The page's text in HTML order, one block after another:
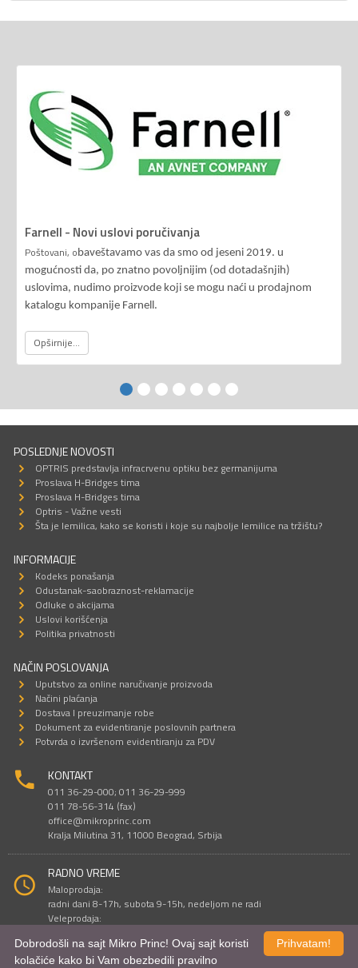
Farnell - Novi uslovi poručivanja
Poštovani, obaveštavamo vas da smo od jeseni 2019. u
mogućnosti da, po znatno povoljnijim (od dotadašnjih)
uslovima, nudimo proizvode koji se mogu naći u prodajnom
katalogu kompanije Farnell.
Opširnije...
POSLEDNJE NOVOSTI
OPTRIS predstavlja infracrvenu optiku bez germanijuma
Proslava H-Bridges tima
Proslava H-Bridges tima
Optris - Važne vesti
Šta je lemilica, kako se koristi i koje su najbolje lemilice na tržištu?
INFORMACIJE
Kodeks ponašanja
Odustanak-saobraznost-reklamacije
Odluke o akcijama
Uslovi korišćenja
Politika privatnosti
NAČIN POSLOVANJA
Uputstvo za online naručivanje proizvoda
Načini plaćanja
Dostava I preuzimanje robe
Dokument za evidentiranje poslovnih partnera
Potvrda o izvršenom evidentiranju za PDV
KONTAKT
011 36-29-000; 011 36-29-999
011 78-56-314 (fax)
office@mikroprinc.com
Kralja Milutina 31, 11000 Beograd, Srbija
RADNO VREME
Maloprodaja:
radni dani 8-17h, subota 9-15h, nedeljom ne radi
Veleprodaja:
Prihvatam!
Dobrodošli na sajt Mikro Princ! Ovaj sajt koristi
kolačiće kako bi Vam obezbedili pravilno